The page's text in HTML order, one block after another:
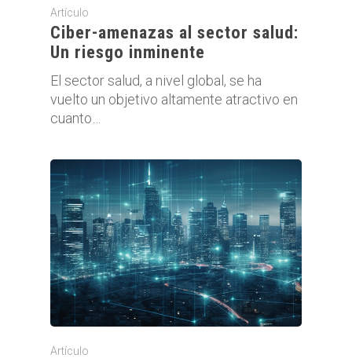
Artículo
Ciber-amenazas al sector salud:
Un riesgo inminente
El sector salud, a nivel global, se ha
vuelto un objetivo altamente atractivo en
cuanto…
Artículo